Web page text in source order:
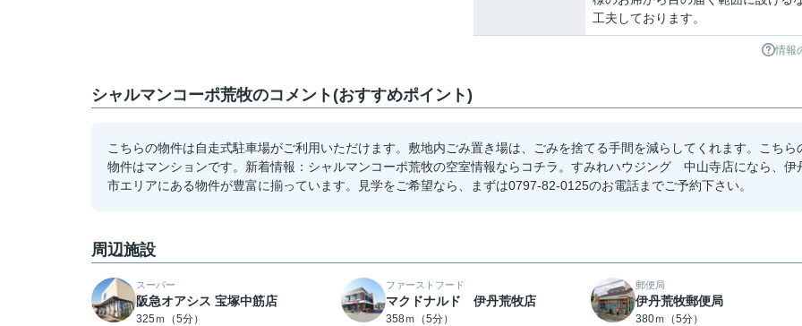
工夫しております。
情報
シャルマンコーポ荒牧のコメント(おすすめポイント)
こちらの物件は自走式駐車場がご利用いただけます。敷地内ごみ置き場は、ごみを捨てる手間を減らしてくれます。こちら
物件はマンションです。新着情報：シャルマンコーポ荒牧の空室情報ならコチラ。すみれハウジング 中山寺店になら、伊
市エリアにある物件が豊富に揃っています。見学をご希望なら、まずは0797-82-0125のお電話までご予約下さい。
周辺施設
スーパー
阪急オアシス 宝塚中筋店
325ｍ（5分）
ファーストフード
マクドナルド 伊丹荒牧店
358ｍ（5分）
郵便局
伊丹荒牧郵便局
380ｍ（5分）